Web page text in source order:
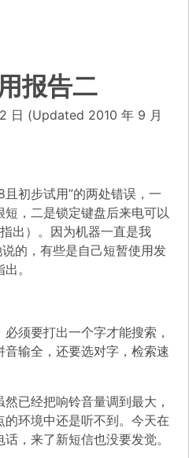
报告二
日 (Updated 2010 年 9 月
初步试用”的两处错误，一
，二是锁定键盘后来电可以
出）。因为机器一直是我
的，有些是自己短暂使用发
。
须要打出一个字才能搜索，
输全，还要选对字，检索速
已经把响铃音量调到最大，
环境中还是听不到。今天在
，来了新短信也没要发觉。